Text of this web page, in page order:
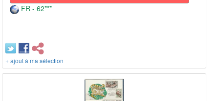
FR - 62***
+ ajout à ma sélection